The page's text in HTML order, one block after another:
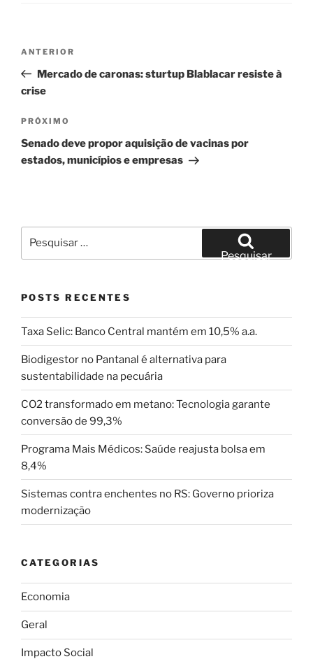
Post
Post
anterior
ANTERIOR
Mercado de caronas: sturtup Blablacar resiste à
crise
Próximo
post
PRÓXIMO
Senado deve propor aquisição de vacinas por
estados, municípios e empresas
por:
Pesquisar
POSTS RECENTES
Taxa Selic: Banco Central mantém em 10,5% a.a.
Biodigestor no Pantanal é alternativa para
sustentabilidade na pecuária
CO2 transformado em metano: Tecnologia garante
conversão de 99,3%
Programa Mais Médicos: Saúde reajusta bolsa em
8,4%
Sistemas contra enchentes no RS: Governo prioriza
modernização
CATEGORIAS
Economia
Geral
Impacto Social